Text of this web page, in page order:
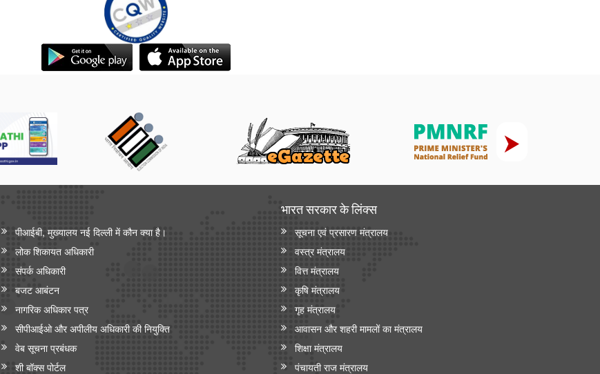
पीआईबी, मुख्यालय नई दिल्ली में कौन क्या है।
लोक शिकायत अधिकारी
संपर्क अधिकारी
बजट आबंटन
नागरिक अधिकार पत्र
सीपीआईओ और अपी‍लीय अधिकारी की नियुक्ति
वेब सूचना प्रबंधक
शी बॉक्स पोर्टल
भारत सरकार के लिंक्‍स
सूचना एवं प्रसारण मंत्रालय
वस्त्र मंत्रालय
वित्त मंत्रालय
कृषि मंत्रालय
गृह मंत्रालय
आवासन और शहरी मामलों का मंत्रालय
शिक्षा मंत्रालय
पंचायती राज मंत्रालय